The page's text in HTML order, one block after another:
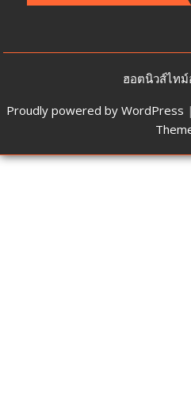
ฮอตนิวส์ไท
Proudly powered by WordPress |